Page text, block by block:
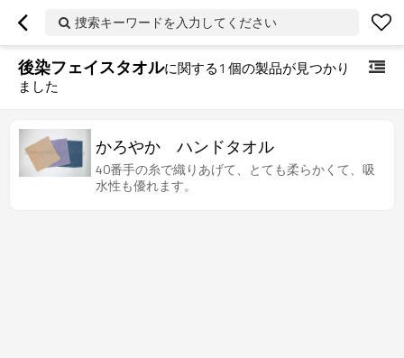
捜索キーワードを入力してください
後染フェイスタオルに関する1 個の製品が見つかり
ました
かろやか ハンドタオル
40番手の糸で織りあげて、とても柔らかくて、吸
水性も優れます。